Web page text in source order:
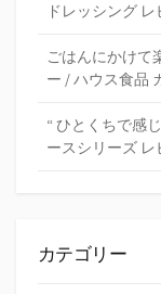
ドレッシング レ
ごはんにかけて
ー / ハウス食品
“ ひとくちで感
ースシリーズ レ
カテゴリー